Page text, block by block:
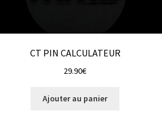
CT PIN CALCULATEUR
29.90€
Ajouter au panier